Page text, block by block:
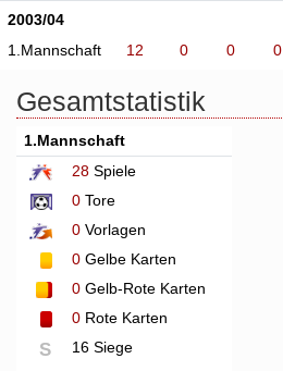
2003/04
1.Mannschaft
12 0 0 0
Gesamtstatistik
1.Mannschaft
28 Spiele
0 Tore
0 Vorlagen
0 Gelbe Karten
0 Gelb-Rote Karten
0 Rote Karten
S 16 Siege